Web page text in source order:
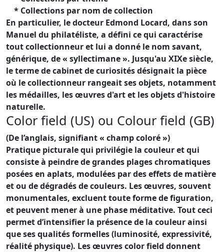
* Collections par nom de collection
En particulier, le docteur Edmond Locard, dans son
Manuel du philatéliste, a défini ce qui caractérise
tout collectionneur et lui a donné le nom savant,
générique, de « syllectimane ». Jusqu'au XIXe siècle,
le terme de cabinet de curiosités désignait la pièce
où le collectionneur rangeait ses objets, notamment
les médailles, les œuvres d'art et les objets d'histoire
naturelle.
Color field (US) ou Colour field (GB)
(De l’anglais, signifiant « champ coloré »)
Pratique picturale qui privilégie la couleur et qui
consiste à peindre de grandes plages chromatiques
posées en aplats, modulées par des effets de matière
et ou de dégradés de couleurs. Les œuvres, souvent
monumentales, excluent toute forme de figuration,
et peuvent mener à une phase méditative. Tout ceci
permet d’intensifier la présence de la couleur ainsi
que ses qualités formelles (luminosité, expressivité,
réalité physique). Les œuvres color field donnent